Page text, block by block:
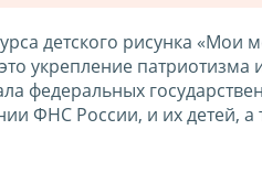
детского рисунка
укрепление патриотизма
федеральных
ФНС России, и их детей,